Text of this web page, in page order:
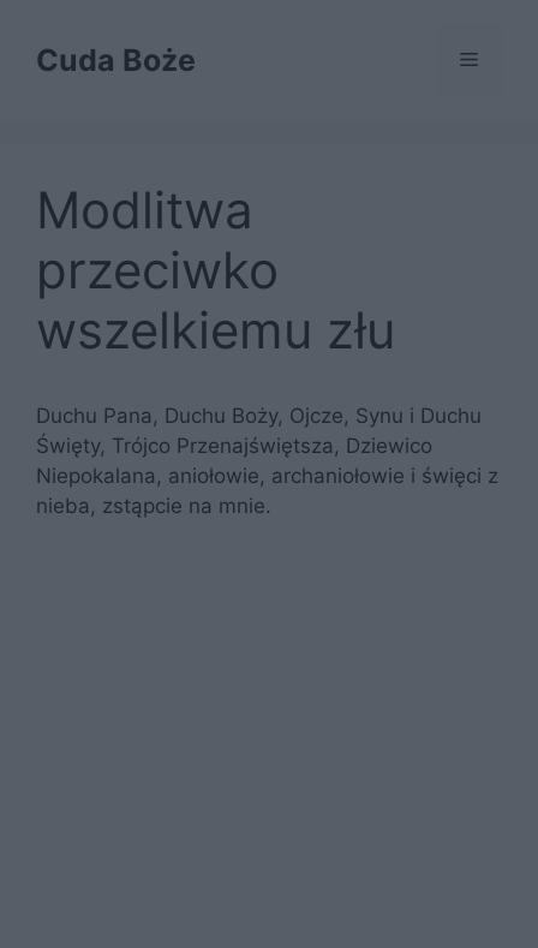
treściCuda Boże Menu
Modlitwa
przeciwko
wszelkiemu złu
Duchu Pana, Duchu Boży, Ojcze, Synu i Duchu
Święty, Trójco Przenajświętsza, Dziewico
Niepokalana, aniołowie, archaniołowie i święci z
nieba, zstąpcie na mnie.